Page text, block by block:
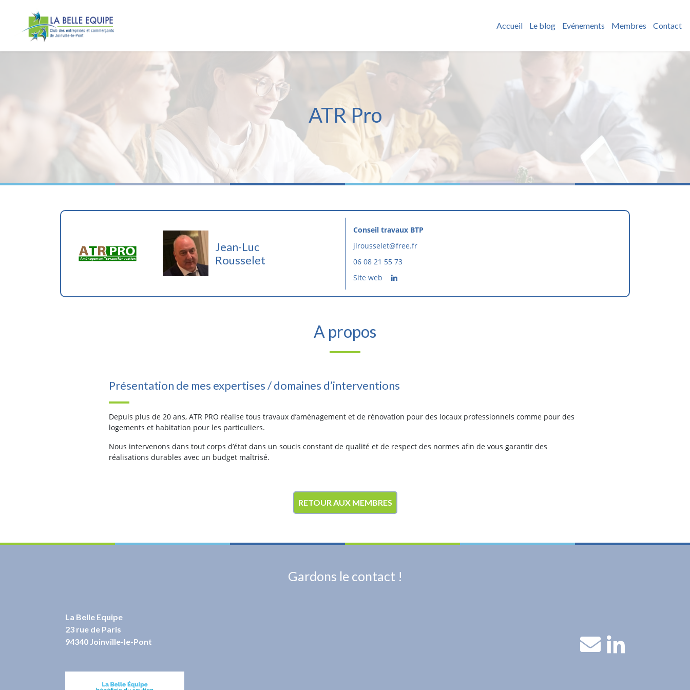
Accueil Le blog Evénements Membres Contact
ATR Pro
Jean-Luc
Rousselet
Conseil travaux BTP
jlrousselet@free.fr
06 08 21 55 73
Site web
A propos
Présentation de mes expertises / domaines d’interventions
Depuis plus de 20 ans, ATR PRO réalise tous travaux d’aménagement et de rénovation pour des locaux professionnels comme pour des
logements et habitation pour les particuliers.
Nous intervenons dans tout corps d’état dans un soucis constant de qualité et de respect des normes afin de vous garantir des
réalisations durables avec un budget maîtrisé.
RETOUR AUX MEMBRES
Gardons le contact !
La Belle Equipe
23 rue de Paris
94340 Joinville-le-Pont